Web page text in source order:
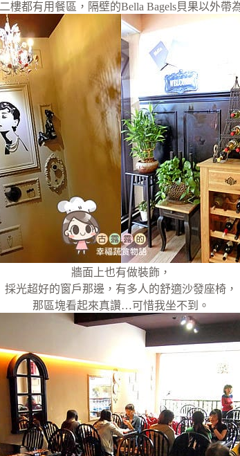
樓都有用餐區，隔壁的Bella Bagels貝果以外帶
牆面上也有做裝飾，
採光超好的窗戶那邊，有多人的舒適沙發座椅，
那區塊看起來真讚…可惜我坐不到。